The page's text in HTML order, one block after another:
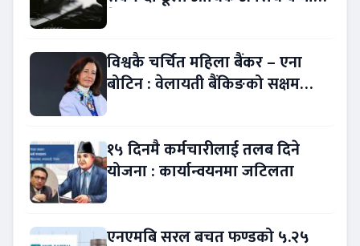
विश्वकै चर्चित महिला बैंकर – एना
बोटिन : वेलायती बैंकिङको सक्षम
१५ दिनमै कर्मचारीलाई तलब दिने
योजना : कार्यान्वयनमा जटिलता
एनएमबि सरल बचत फण्डको ५.२५